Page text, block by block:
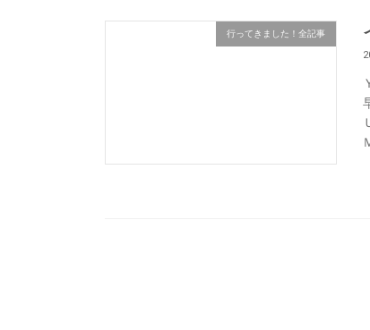
行ってきました！全記事